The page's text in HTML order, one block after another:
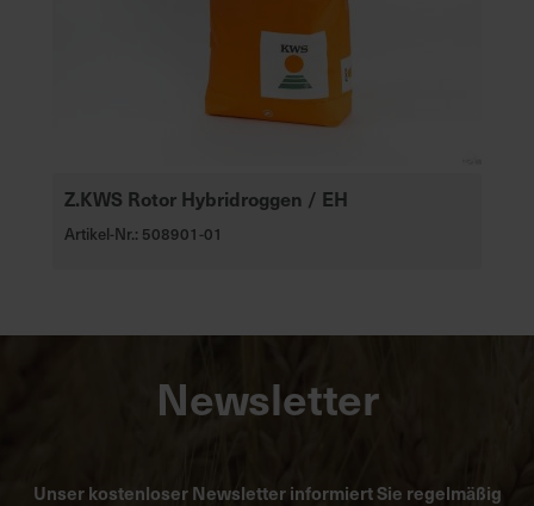
Z.KWS Rotor Hybridroggen / EH
Artikel-Nr.: 508901-01
Newsletter
Unser kostenloser Newsletter informiert Sie regelmäßig